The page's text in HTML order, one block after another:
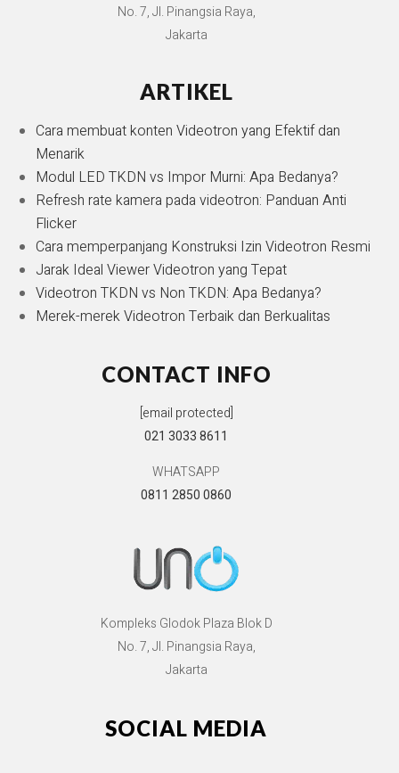
No. 7, Jl. Pinangsia Raya,
Jakarta
ARTIKEL
Cara membuat konten Videotron yang Efektif dan
Menarik
Modul LED TKDN vs Impor Murni: Apa Bedanya?
Refresh rate kamera pada videotron: Panduan Anti
Flicker
Cara memperpanjang Konstruksi Izin Videotron Resmi
Jarak Ideal Viewer Videotron yang Tepat
Videotron TKDN vs Non TKDN: Apa Bedanya?
Merek-merek Videotron Terbaik dan Berkualitas
CONTACT INFO
[email protected]
021 3033 8611
WHATSAPP
0811 2850 0860
Kompleks Glodok Plaza Blok D
No. 7, Jl. Pinangsia Raya,
Jakarta
SOCIAL MEDIA